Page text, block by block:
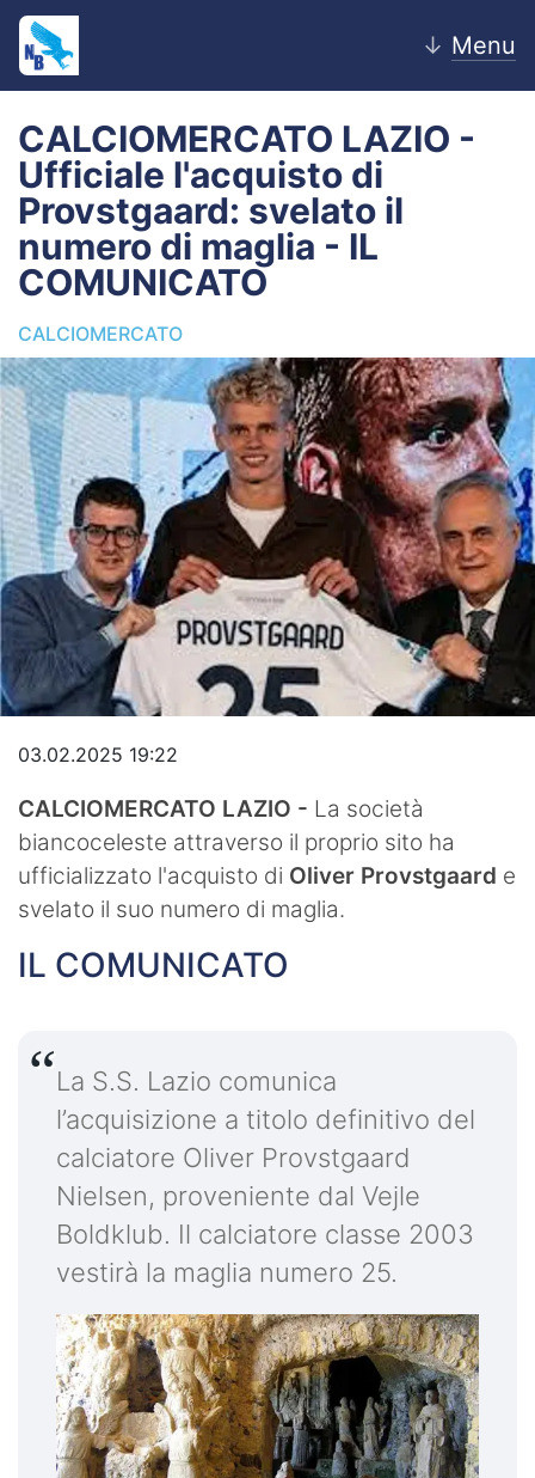
↓ Menu
Home
News
Editoriale
Pagelle
Settore Giovanile
Lazio Women
Calciomercato
Video
CALCIOMERCATO LAZIO -
Ufficiale l'acquisto di
Provstgaard: svelato il
numero di maglia - IL
COMUNICATO
CALCIOMERCATO
03.02.2025 19:22
CALCIOMERCATO LAZIO - La società
biancoceleste attraverso il proprio sito ha
ufficializzato l'acquisto di Oliver Provstgaard e
svelato il suo numero di maglia.
IL COMUNICATO
La S.S. Lazio comunica
l’acquisizione a titolo definitivo del
calciatore Oliver Provstgaard
Nielsen, proveniente dal Vejle
Boldklub. Il calciatore classe 2003
vestirà la maglia numero 25.